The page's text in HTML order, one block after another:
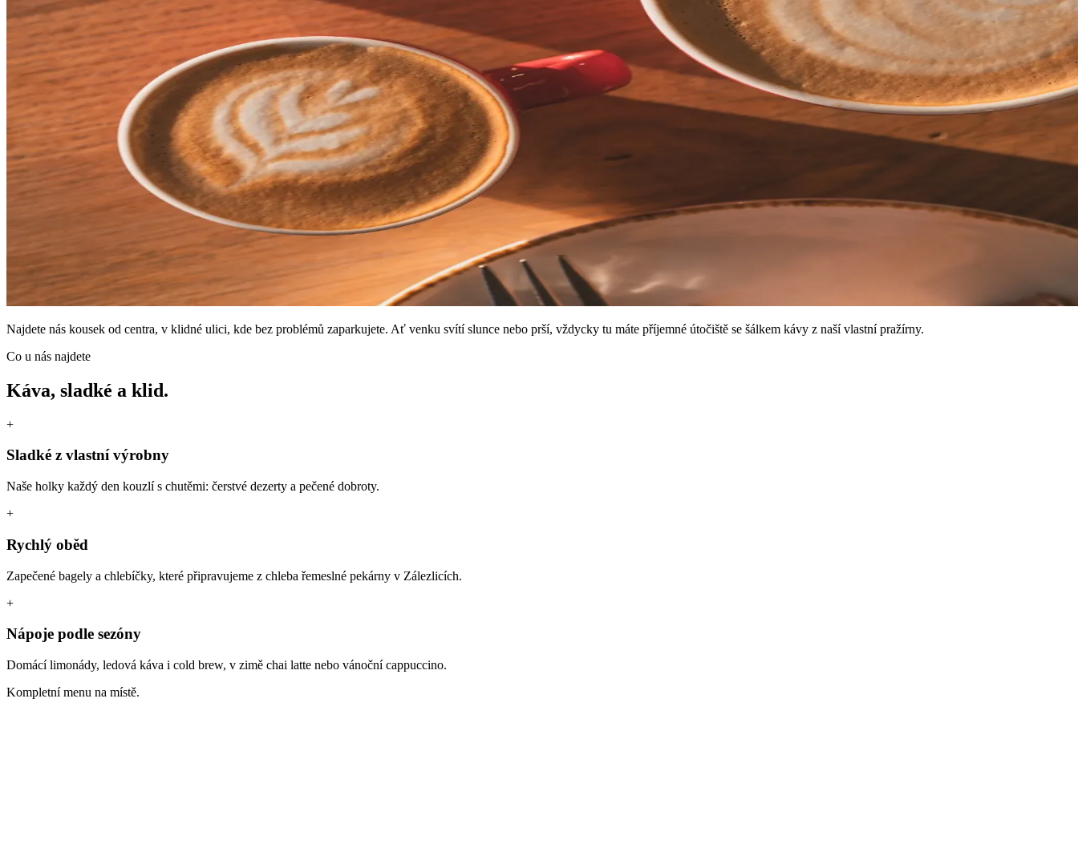
Najdete nás kousek od centra, v klidné ulici, kde bez problémů zaparkujete. Ať venku svítí slunce nebo prší, vždycky tu máte příjemné útočiště se šálkem kávy z naší vlastní pražírny.
Co u nás najdete
Káva, sladké a klid.
+
Sladké z vlastní výrobny
Naše holky každý den kouzlí s chutěmi: čerstvé dezerty a pečené dobroty.
+
Rychlý oběd
Zapečené bagely a chlebíčky, které připravujeme z chleba řemeslné pekárny v Zálezlicích.
+
Nápoje podle sezóny
Domácí limonády, ledová káva i cold brew, v zimě chai latte nebo vánoční cappuccino.
Kompletní menu na místě.